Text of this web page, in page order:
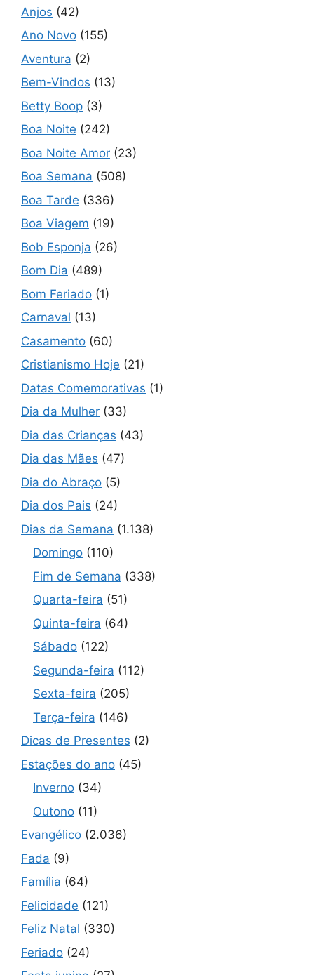
Anjos (42)
Ano Novo (155)
Aventura (2)
Bem-Vindos (13)
Betty Boop (3)
Boa Noite (242)
Boa Noite Amor (23)
Boa Semana (508)
Boa Tarde (336)
Boa Viagem (19)
Bob Esponja (26)
Bom Dia (489)
Bom Feriado (1)
Carnaval (13)
Casamento (60)
Cristianismo Hoje (21)
Datas Comemorativas (1)
Dia da Mulher (33)
Dia das Crianças (43)
Dia das Mães (47)
Dia do Abraço (5)
Dia dos Pais (24)
Dias da Semana (1.138)
Domingo (110)
Fim de Semana (338)
Quarta-feira (51)
Quinta-feira (64)
Sábado (122)
Segunda-feira (112)
Sexta-feira (205)
Terça-feira (146)
Dicas de Presentes (2)
Estações do ano (45)
Inverno (34)
Outono (11)
Evangélico (2.036)
Fada (9)
Família (64)
Felicidade (121)
Feliz Natal (330)
Feriado (24)